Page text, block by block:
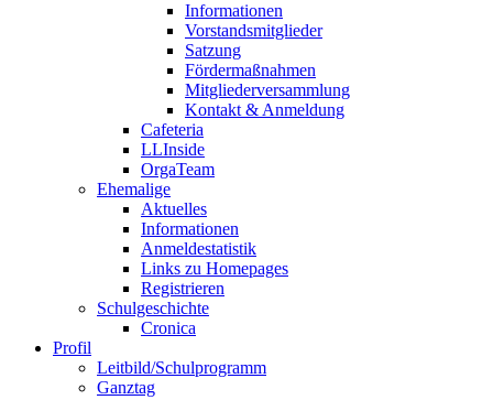
Informationen
Vorstandsmitglieder
Satzung
Fördermaßnahmen
Mitgliederversammlung
Kontakt & Anmeldung
Cafeteria
LLInside
OrgaTeam
Ehemalige
Aktuelles
Informationen
Anmeldestatistik
Links zu Homepages
Registrieren
Schulgeschichte
Cronica
Profil
Leitbild/Schulprogramm
Ganztag